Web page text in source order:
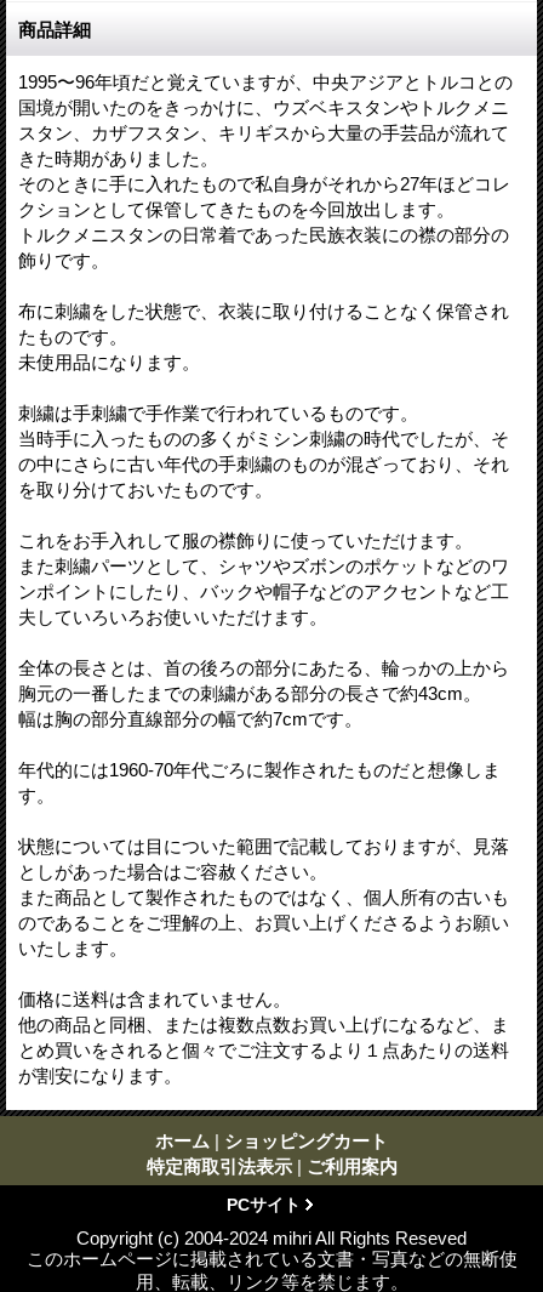
商品詳細
1995〜96年頃だと覚えていますが、中央アジアとトルコとの
国境が開いたのをきっかけに、ウズベキスタンやトルクメニ
スタン、カザフスタン、キリギスから大量の手芸品が流れて
きた時期がありました。
そのときに手に入れたもので私自身がそれから27年ほどコレ
クションとして保管してきたものを今回放出します。
トルクメニスタンの日常着であった民族衣装にの襟の部分の
飾りです。
布に刺繍をした状態で、衣装に取り付けることなく保管され
たものです。
未使用品になります。
刺繍は手刺繍で手作業で行われているものです。
当時手に入ったものの多くがミシン刺繍の時代でしたが、そ
の中にさらに古い年代の手刺繍のものが混ざっており、それ
を取り分けておいたものです。
これをお手入れして服の襟飾りに使っていただけます。
また刺繍パーツとして、シャツやズボンのポケットなどのワ
ンポイントにしたり、バックや帽子などのアクセントなど工
夫していろいろお使いいただけます。
全体の長さとは、首の後ろの部分にあたる、輪っかの上から
胸元の一番したまでの刺繍がある部分の長さで約43cm。
幅は胸の部分直線部分の幅で約7cmです。
年代的には1960-70年代ごろに製作されたものだと想像しま
す。
状態については目についた範囲で記載しておりますが、見落
としがあった場合はご容赦ください。
また商品として製作されたものではなく、個人所有の古いも
のであることをご理解の上、お買い上げくださるようお願い
いたします。
価格に送料は含まれていません。
他の商品と同梱、または複数点数お買い上げになるなど、ま
とめ買いをされると個々でご注文するより１点あたりの送料
が割安になります。
ホーム | ショッピングカート
特定商取引法表示 | ご利用案内
PCサイト
Copyright (c) 2004-2024 mihri All Rights Reseved
このホームページに掲載されている文書・写真などの無断使
用、転載、リンク等を禁じます。